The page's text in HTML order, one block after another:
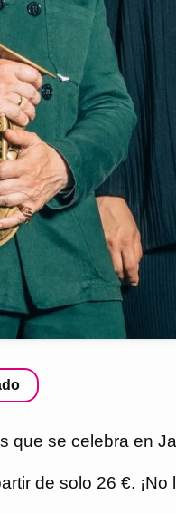
que se celebra en
de solo 26 €.